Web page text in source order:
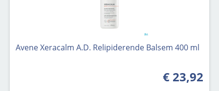
Avene Xeracalm A.D. Relipiderende Balsem 400 ml
€ 23,92